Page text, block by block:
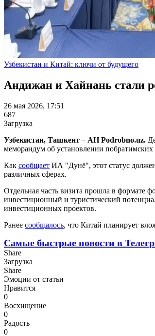
Узбекистан и Китай: ключи от будущего
Андижан и Хайнань стали
26 мая 2026, 17:51
687
Загрузка
Узбекистан, Ташкент – АН Podrobno.uz.
меморандум об установлении
Как сообщает ИА "Дунё", этот статус
различных сферах.
Отдельная часть визита прошла в формате
инвестиционный и туристический
инвестиционных проектов.
Ранее сообщалось, что Китай планирует
Самые быстрые новости в
Share
Загрузка
Share
Эмоции от статьи
Нравится
0
Восхищение
0
Радость
0